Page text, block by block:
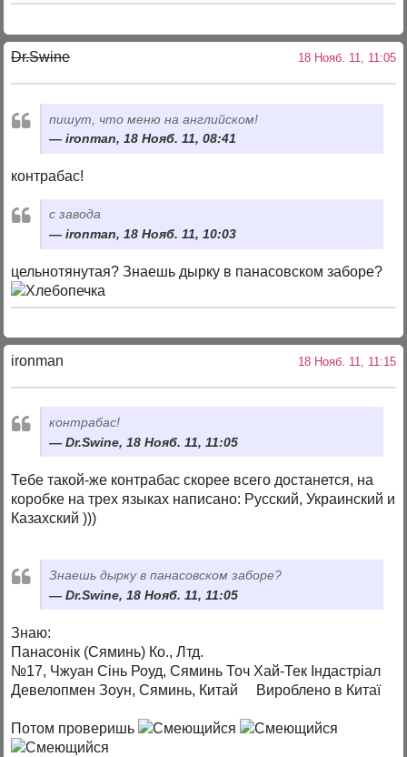
Dr.Swine 18 Нояб. 11, 11:05
пишут, что меню на английском!
ironman, 18 Нояб. 11, 08:41
контрабас!
с завода
ironman, 18 Нояб. 11, 10:03
цельнотянутая? Знаешь дырку в панасовском заборе?
ironman 18 Нояб. 11, 11:15
контрабас!
Dr.Swine, 18 Нояб. 11, 11:05
Тебе такой-же контрабас скорее всего достанется, на
коробке на трех языках написано: Русский, Украинский и
Казахский )))
Знаешь дырку в панасовском заборе?
Dr.Swine, 18 Нояб. 11, 11:05
Знаю:
Панасонiк (Сяминь) Ко., Лтд.
№17, Чжуан Сiнь Роуд, Сяминь Точ Хай-Тек Iндастрiал
Девелопмен Зоун, Сяминь, Китай Вироблено в Китаї
Потом проверишь